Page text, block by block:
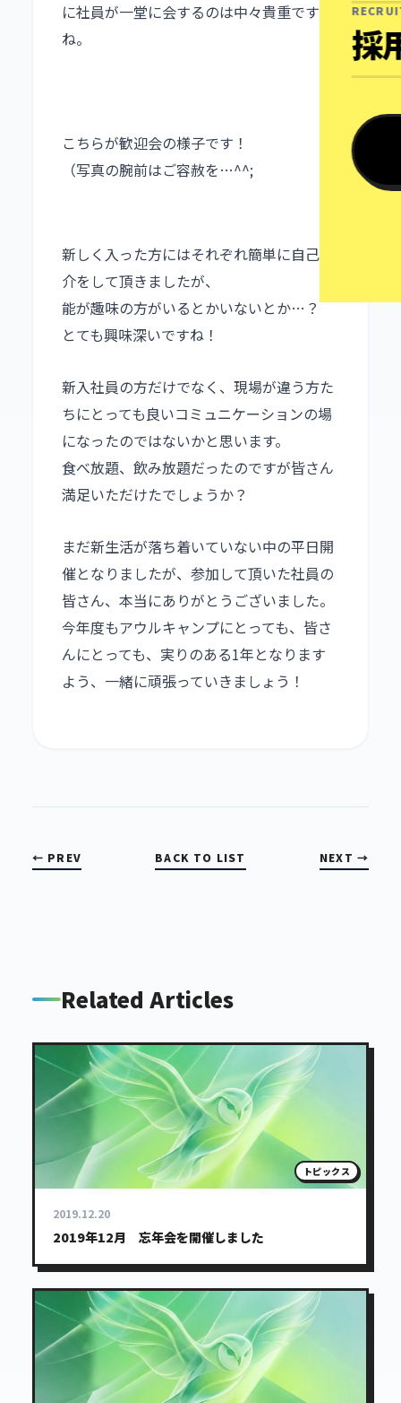
採
に社員が一堂に会するのは中々貴重です
ね。
こちらが歓迎会の様子です！
（写真の腕前はご容赦を…^^;
新しく入った方にはそれぞれ簡単に自己紹
介をして頂きましたが、
能が趣味の方がいるとかいないとか…？
とても興味深いですね！
新入社員の方だけでなく、現場が違う方た
ちにとっても良いコミュニケーションの場
になったのではないかと思います。
食べ放題、飲み放題だったのですが皆さん
満足いただけたでしょうか？
まだ新生活が落ち着いていない中の平日開
催となりましたが、参加して頂いた社員の
皆さん、本当にありがとうございました。
今年度もアウルキャンプにとっても、皆さ
んにとっても、実りのある1年となります
よう、一緒に頑張っていきましょう！
← PREV BACK TO LIST NEXT →
Related Articles
トピックス
2019.12.20
2019年12月 忘年会を開催しました